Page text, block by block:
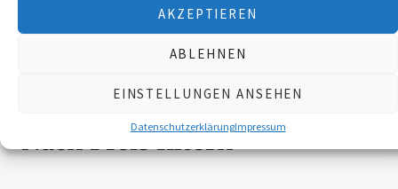
AKZEPTIEREN
ABLEHNEN
EINSTELLUNGEN ANSEHEN
DatenschutzerklärungImpressum
SCHILDER NÖ-JAGDVERBAND
SCHMUCK
4
Nach Preis filtern